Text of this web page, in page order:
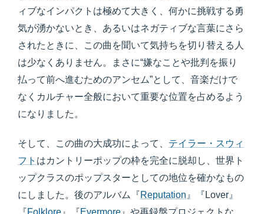
ィブなインパクトは極めて大きく、何かに挑戦する勇
気が湧かないとき、あるいはネガティブな言葉にさら
されたときに、この曲を聞いて気持ちを切り替える人
は少なくありません。まさに“嫌なことや批判を振り
払って前へ進むためのアンセム”として、音楽だけで
なくカルチャー全般において重要な位置を占めるよう
になりました。
そして、この曲の大成功によって、 テイラー・スウィ
フト はカントリーポップの枠を完全に脱却し、世界ト
ップクラスのポップスターとしての地位を確かなもの
にしました。後のアルバム『Reputation 』『Lover』